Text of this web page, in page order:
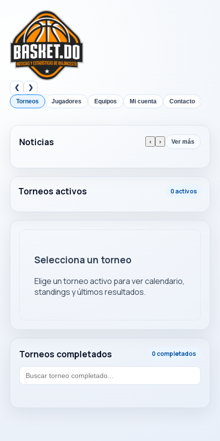
❮ ❯
Torneos Jugadores Equipos Mi cuenta Contacto
Noticias ‹ › Ver más
Torneos activos 0 activos
Torneos completados 0 completados
Selecciona un torneo
Elige un torneo activo para ver calendario,
standings y últimos resultados.